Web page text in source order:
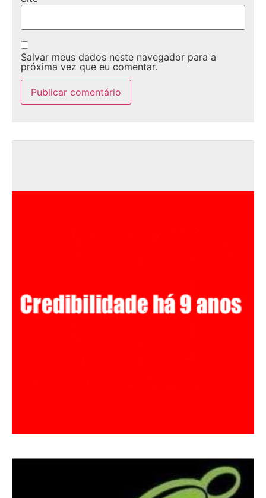
Salvar meus dados neste navegador para a
próxima vez que eu comentar.